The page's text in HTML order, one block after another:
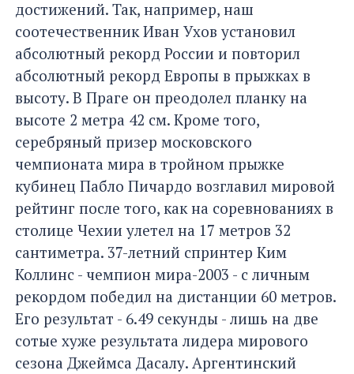
достижений. Так, например, наш
соотечественник Иван Ухов установил
абсолютный рекорд России и повторил
абсолютный рекорд Европы в прыжках в
высоту. В Праге он преодолел планку на
высоте 2 метра 42 см. Кроме того,
серебряный призер московского
чемпионата мира в тройном прыжке
кубинец Пабло Пичардо возглавил мировой
рейтинг после того, как на соревнованиях в
столице Чехии улетел на 17 метров 32
сантиметра. 37-летний спринтер Ким
Коллинс - чемпион мира-2003 - с личным
рекордом победил на дистанции 60 метров.
Его результат - 6.49 секунды - лишь на две
сотые хуже результата лидера мирового
сезона Джеймса Дасалу. Аргентинский